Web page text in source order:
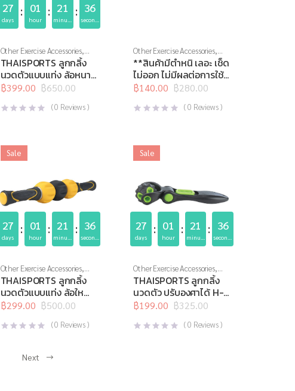
27
days
01
hour
21 36
Other Exercise Accessories,
Thai Sports,อุปกรณ์คลาย
กล้ามเนื้อ, อุปกรณ์นวด, อุปกรณ์
บริหารกาย,อุปกรณ์สุขภาพเพื่อ
ผู้สูงวัย
THAISPORTS ลูกกลิ้ง
นวดตัวแบบแท่ง ล้อหนาม
H-1430
฿650.00
Original
was:
฿399.00
Current
is:
(0 Reviews )
Other Exercise Accessories,
Thai Sports,Thai Sports
Brand,สินค้าล็อตสุดท้าย,
อุปกรณ์คลายกล้ามเนื้อ,อุปกรณ์
นวด,อุปกรณ์บริหารกาย,
อุปกรณ์สุขภาพเพื่อผู้สูงวัย
อุปกรณ์เพื่อสุขภาพ
**สินค้ามีตำหนิ เลอะ เช็ด
ไม่ออก ไม่มีผลต่อการใช้
งาน, SALE 50%**
ทรงถั่ว
฿280.00
Original
was:
฿140.00
Current
is:
(0 Reviews )
Sale
27
days
01
hour
21 36
Other Exercise Accessories,
Thai Sports,อุปกรณ์นวด,
อุปกรณ์บริหารกาย,อุปกรณ์
สุขภาพเพื่อผู้สูงวัย
THAISPORTS ลูกกลิ้ง
นวดตัวแบบแท่ง ล้อใหญ่
H-1484
฿500.00
Original
price
was:
฿299.00
Current
price
is:
(0 Reviews )
Sale
27
days
01
hour
21 36
Other Exercise Accessories,
Thai Sports,อุปกรณ์นวด,
อุปกรณ์บริหารกาย,อุปกรณ์
สุขภาพเพื่อผู้สูงวัย
THAISPORTS ลูกกลิ้ง
นวดตัว ปรับองศาได้ H-
1424
฿325.00
Original
price
was:
฿199.00
Current
price
is:
(0 Reviews )
Next